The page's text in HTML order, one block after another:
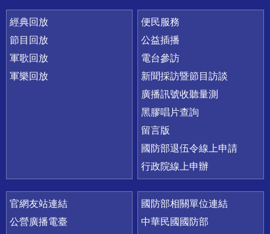
經典回放
節目回放
軍歌回放
軍樂回放
便民服務
公益插播
電台參訪
新聞採訪暨節目訪談
廣播訊號收聽量測
黑膠唱片查詢
留言版
國防部退伍令線上申請
行政院線上申辦
官網友站連結
公營廣播電臺
國防部相關單位連結
中華民國國防部